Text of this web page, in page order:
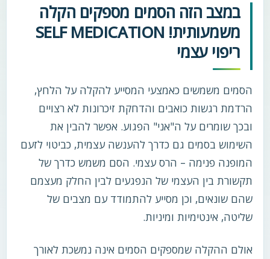
במצב הזה הסמים מספקים הקלה
משמעותית! SELF MEDICATION
ריפוי עצמי
הסמים משמשים כאמצעי המסייע להקלה על הלחץ,
הרדמת רגשות כואבים והדחקת זיכרונות לא רצויים
ובכך שומרים על ה"אני" הפגוע. אפשר להבין את
השימוש בסמים גם כדרך להענשה עצמית, כביטוי לזעם
המופנה פנימה – הרס עצמי. הסם משמש כדרך של
תקשורת בין העצמי של הנפגעים לבין החלק מעצמם
שהם שונאים, וכן מסייע להתמודד עם מצבים של
שליטה, אינטימיות ומיניות.
אולם ההקלה שמספקים הסמים אינה נמשכת לאורך